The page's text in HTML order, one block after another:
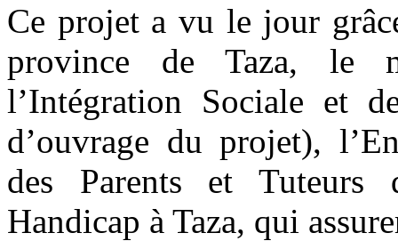
Ce projet a vu le jour
province de Taza, le
l’Intégration Sociale et
d’ouvrage du projet),
des Parents et Tuteurs
Handicap à Taza, qui